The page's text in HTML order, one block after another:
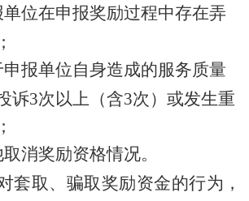
单位在申报奖励过程中存在弄
申报单位自身造成的服务质量
诉3次以上（含3次）或发生重
取消奖励资格情况。
套取、骗取奖励资金的行为，